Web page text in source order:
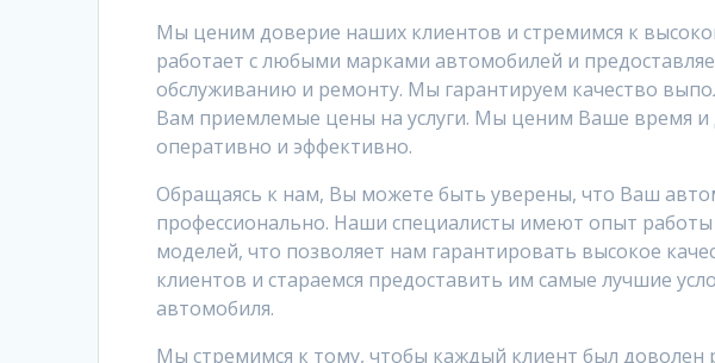
Мы ценим доверие наших клиентов и стремимся к
работает с любыми марками автомобилей и
обслуживанию и ремонту. Мы гарантируем качество
Вам приемлемые цены на услуги. Мы ценим Ваше время и
оперативно и эффективно.
Обращаясь к нам, Вы можете быть уверены, что Ваш
профессионально. Наши специалисты имеют опыт
моделей, что позволяет нам гарантировать высокое
клиентов и стараемся предоставить им самые лучшие
автомобиля.
Мы стремимся к тому, чтобы каждый клиент был доволен